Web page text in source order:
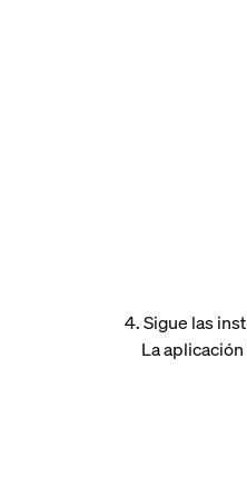
4. Sigue las
La aplicación